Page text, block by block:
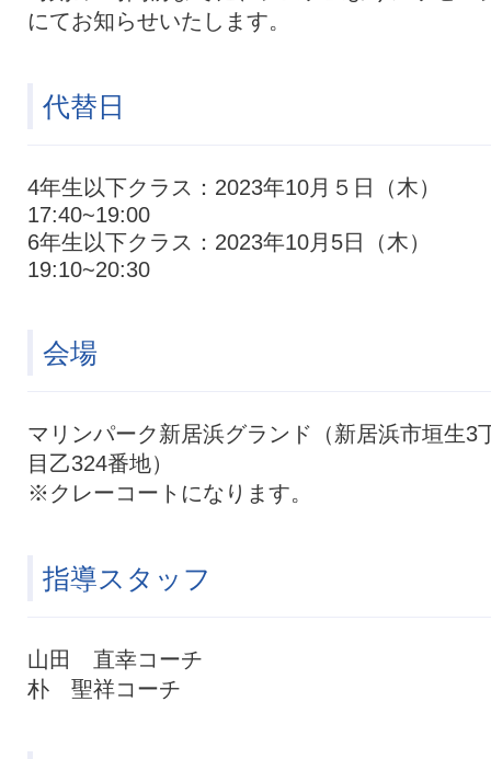
にてお知らせいたします。
代替日
4年生以下クラス：2023年10月５日（木）
17:40~19:00
6年生以下クラス：2023年10月5日（木）
19:10~20:30
会場
マリンパーク新居浜グランド（新居浜市垣生3
目乙324番地）
※クレーコートになります。
指導スタッフ
山田 直幸コーチ
朴 聖祥コーチ